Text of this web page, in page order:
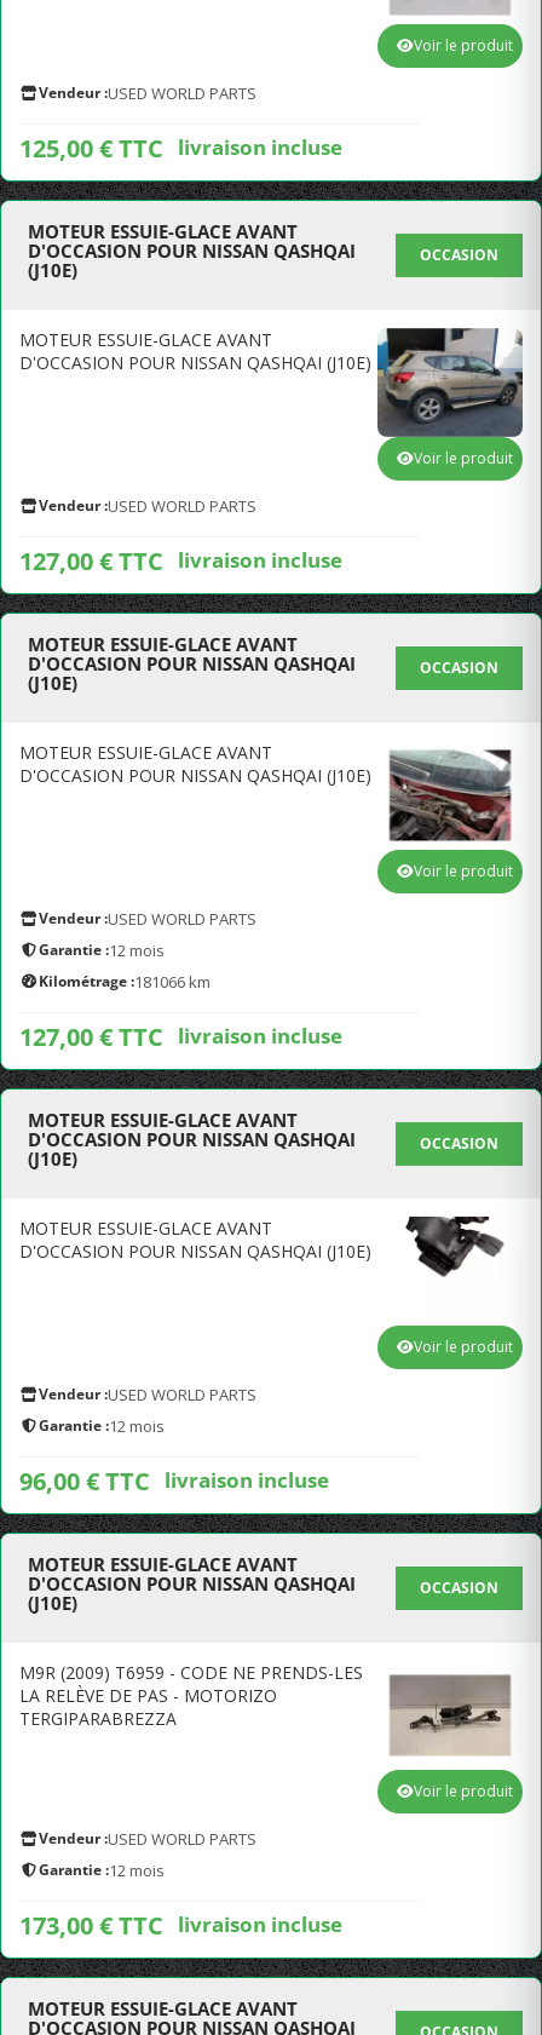
Vendeur :USED WORLD PARTS
125,00 € TTC livraison incluse
Voir le produit
MOTEUR ESSUIE-GLACE AVANT
D'OCCASION POUR NISSAN QASHQAI
(J10E)
OCCASION
MOTEUR ESSUIE-GLACE AVANT
D'OCCASION POUR NISSAN QASHQAI (J10E)
Vendeur :USED WORLD PARTS
127,00 € TTC livraison incluse
Voir le produit
MOTEUR ESSUIE-GLACE AVANT
D'OCCASION POUR NISSAN QASHQAI
(J10E)
OCCASION
MOTEUR ESSUIE-GLACE AVANT
D'OCCASION POUR NISSAN QASHQAI (J10E)
Vendeur :USED WORLD PARTS
Garantie :12 mois
Kilométrage :181066 km
127,00 € TTC livraison incluse
Voir le produit
MOTEUR ESSUIE-GLACE AVANT
D'OCCASION POUR NISSAN QASHQAI
(J10E)
OCCASION
MOTEUR ESSUIE-GLACE AVANT
D'OCCASION POUR NISSAN QASHQAI (J10E)
Vendeur :USED WORLD PARTS
Garantie :12 mois
96,00 € TTC livraison incluse
Voir le produit
MOTEUR ESSUIE-GLACE AVANT
D'OCCASION POUR NISSAN QASHQAI
(J10E)
OCCASION
M9R (2009) T6959 - CODE NE PRENDS-LES
LA RELÈVE DE PAS - MOTORIZO
TERGIPARABREZZA
Vendeur :USED WORLD PARTS
Garantie :12 mois
173,00 € TTC livraison incluse
Voir le produit
MOTEUR ESSUIE-GLACE AVANT
D'OCCASION POUR NISSAN QASHQAI